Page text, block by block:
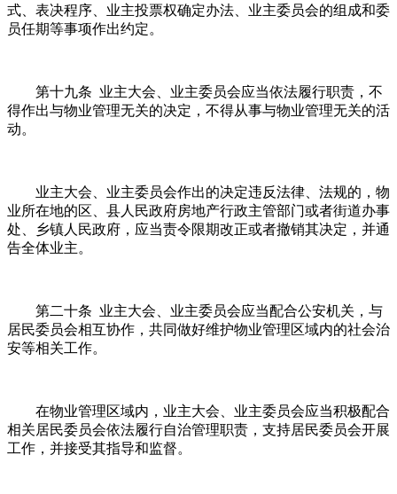
式、表决程序、业主投票权确定办法、业主委员会的组成和委
员任期等事项作出约定。
第十九条 业主大会、业主委员会应当依法履行职责，不
得作出与物业管理无关的决定，不得从事与物业管理无关的活
动。
业主大会、业主委员会作出的决定违反法律、法规的，物
业所在地的区、县人民政府房地产行政主管部门或者街道办事
处、乡镇人民政府，应当责令限期改正或者撤销其决定，并通
告全体业主。
第二十条 业主大会、业主委员会应当配合公安机关，与
居民委员会相互协作，共同做好维护物业管理区域内的社会治
安等相关工作。
在物业管理区域内，业主大会、业主委员会应当积极配合
相关居民委员会依法履行自治管理职责，支持居民委员会开展
工作，并接受其指导和监督。